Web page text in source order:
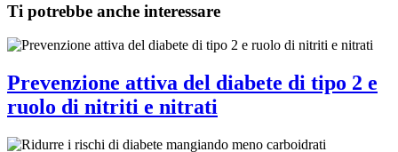
Ti potrebbe anche interessare
Prevenzione attiva del diabete di tipo 2 e
ruolo di nitriti e nitrati